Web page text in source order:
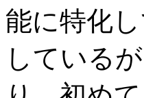
能に特化
している